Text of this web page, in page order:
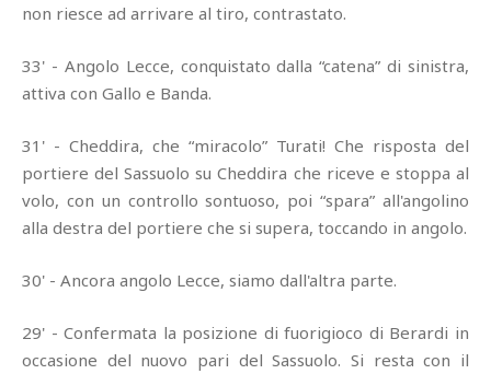
non riesce ad arrivare al tiro, contrastato.
33' - Angolo Lecce, conquistato dalla “catena” di sinistra,
attiva con Gallo e Banda.
31' - Cheddira, che “miracolo” Turati! Che risposta del
portiere del Sassuolo su Cheddira che riceve e stoppa al
volo, con un controllo sontuoso, poi “spara” all'angolino
alla destra del portiere che si supera, toccando in angolo.
30' - Ancora angolo Lecce, siamo dall'altra parte.
29' - Confermata la posizione di fuorigioco di Berardi in
occasione del nuovo pari del Sassuolo. Si resta con il